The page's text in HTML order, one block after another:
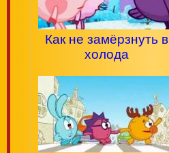
Как не замёрзнуть в
холода